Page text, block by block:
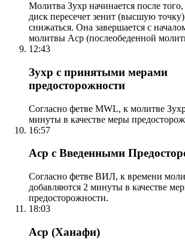
Молитва Зухр начинается после
диск пересечет зенит (высшую
снижаться. Она завершается с
молитвы Аср (послеобеденной
12:43
Зухр с принятыми мерами
предосторожности
Согласно фетве MWL, к молитве
минуты в качестве меры
16:57
Аср с Введенными
Согласно фетве ВИЛ, к времени
добавляются 2 минуты в качестве
предосторожности.
18:03
Аср (Ханафи)